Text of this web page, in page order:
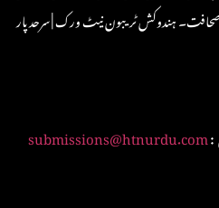
ہندوکش ٹریبون نیٹ ورک | سرحد پار
submissions@htnurdu.com